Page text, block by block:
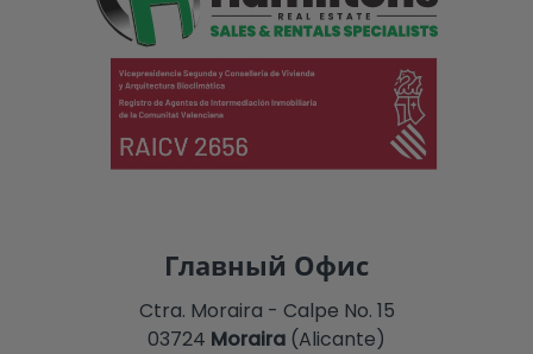
Главный Офис
Ctra. Moraira - Calpe No. 15
03724 Moraira (Alicante)